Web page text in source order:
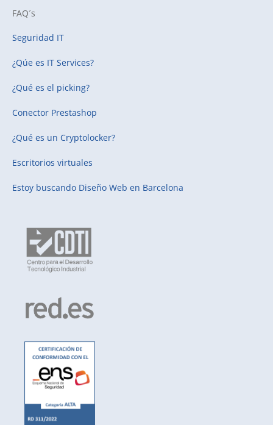
FAQ´s
Seguridad IT
¿Qúe es IT Services?
¿Qué es el picking?
Conector Prestashop
¿Qué es un Cryptolocker?
Escritorios virtuales
Estoy buscando Diseño Web en Barcelona